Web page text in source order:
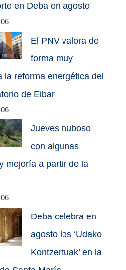
en Deba en agosto
El PNV valora de
forma muy
la reforma energética del
de Eibar
Jueves nuboso
con algunas
y mejoría a partir de la
Deba celebra en
agosto los ‘Udako
Kontzertuak’ en la